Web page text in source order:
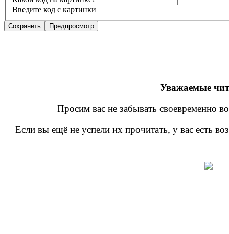
Введите код с картинки
Уважаемые
Просим вас не забывать своевременно
Если вы ещё не успели их прочитать, у вас есть